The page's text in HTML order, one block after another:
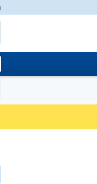
ペット用品